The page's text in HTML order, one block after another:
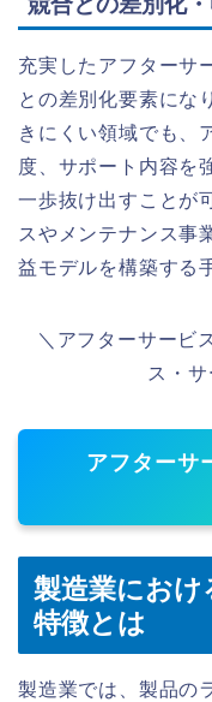
充実したアフターサ
との差別化要素にな
きにくい領域でも、
度、サポート内容を
一歩抜け出すことが
スやメンテナンス事
益モデルを構築する
＼アフターサービ
ス・
アフターサ
製造業にお
特徴とは
製造業では、製品の